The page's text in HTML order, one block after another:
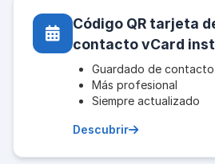
Código QR tarjeta
contacto vCard
Guardado de
Más profesional
Siempre actualizado
Descubrir